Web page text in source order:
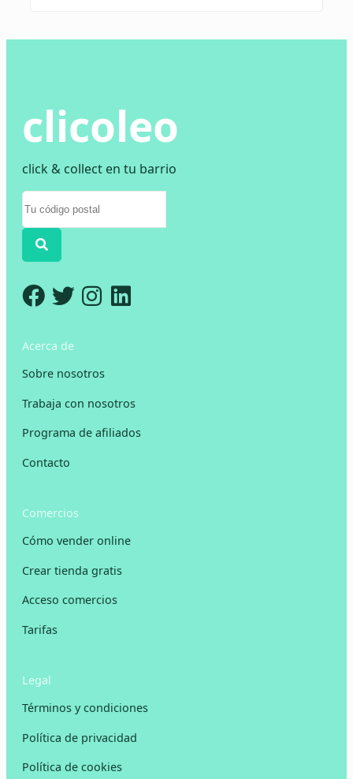
clicoleo
click & collect en tu barrio
Acerca de
Sobre nosotros
Trabaja con nosotros
Programa de afiliados
Contacto
Comercios
Cómo vender online
Crear tienda gratis
Acceso comercios
Tarifas
Legal
Términos y condiciones
Política de privacidad
Política de cookies